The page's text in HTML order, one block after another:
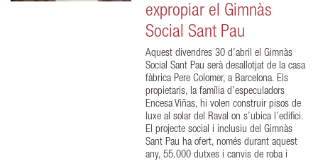
expropiar el Gimnàs
Social Sant Pau
Aquest divendres 30 d’abril el Gimnàs
Social Sant Pau serà desallotjat de la casa
fàbrica Pere Colomer, a Barcelona. Els
propietaris, la família d’especuladors
Encesa Viñas, hi volen construir pisos de
luxe al solar del Raval on s’ubica l’edifici.
El projecte social i inclusiu del Gimnàs
Sant Pau ha ofert, només durant aquest
any, 55.000 dutxes i canvis de roba i